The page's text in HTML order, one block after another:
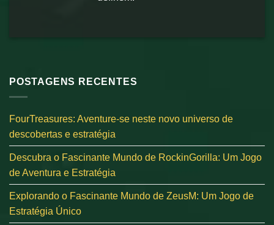
POSTAGENS RECENTES
FourTreasures: Aventure-se neste novo universo de
descobertas e estratégia
Descubra o Fascinante Mundo de RockinGorilla: Um Jogo
de Aventura e Estratégia
Explorando o Fascinante Mundo de ZeusM: Um Jogo de
Estratégia Único